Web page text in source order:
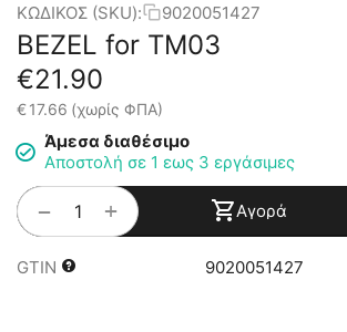
ΚΩΔΙΚΟΣ (SKU): 9020051427
BEZEL for TM03
€21.90
€17.66 (χωρίς ΦΠΑ)
Άμεσα διαθέσιμο
Αποστολή σε 1 εως 3 εργάσιμες
+
− Αγορά
GTIN 9020051427